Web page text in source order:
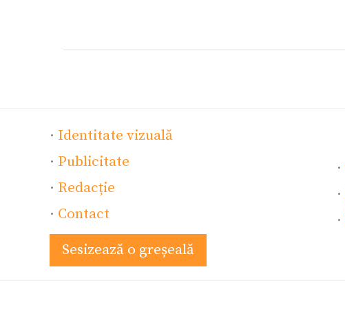
· Identitate vizuală
· Publicitate
· Redacție
· Contact
Sesizează o greșeală
·
·
·